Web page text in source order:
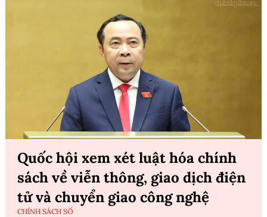
Quốc hội xem xét luật hóa chính
sách về viễn thông, giao dịch điện
tử và chuyển giao công nghệ
CHÍNH SÁCH SỐ